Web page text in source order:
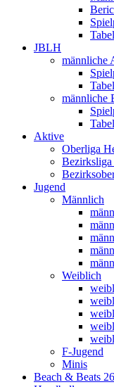
JBLH
männliche
männliche
Aktive
Oberliga
Bezirksliga
Jugend
Männlich
Weiblich
F-Jugend
Minis
Beach & Beats 26